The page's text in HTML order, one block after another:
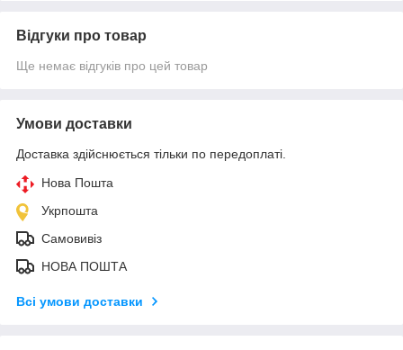
Відгуки про товар
Ще немає відгуків про цей товар
Умови доставки
Доставка здійснюється тільки по передоплаті.
Нова Пошта
Укрпошта
Самовивіз
НОВА ПОШТА
Всі умови доставки